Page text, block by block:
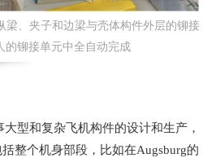
梁、夹子和边梁与壳体构件外层的铆接
的铆接单元中全自动完成
大型和复杂飞机构件的设计和生产，
整个机身部段，比如在Augsburg的